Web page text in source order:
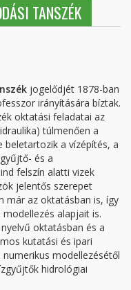
TANSZÉK
jogelődjét 1878-ban
irányítására bíztak.
oktatási feladatai az
túlmenően a
beletartozik a vízépítés, a
és a
felszín alatti vizek
jelentős szerepet
már az oktatásban is, így
alapjait is.
oktatásban és a
kutatási és ipari
modellezésétől
hidrológiai